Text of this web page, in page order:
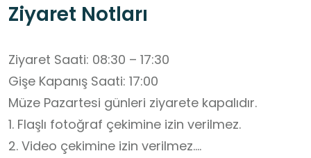
Ziyaret Notları
Ziyaret Saati: 08:30 – 17:30
Gişe Kapanış Saati: 17:00
Müze Pazartesi günleri ziyarete kapalıdır.
1. Flaşlı fotoğraf çekimine izin verilmez.
2. Video çekimine izin verilmez.